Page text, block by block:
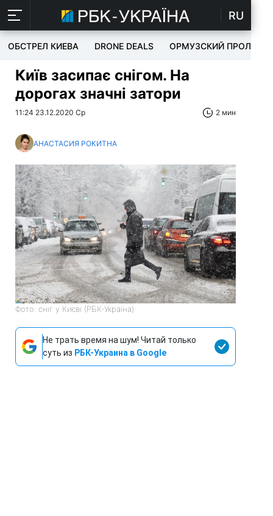
RU
ОБСТРЕЛ КИЕВА DRONE DEALS ОРМУЗСКИЙ ПРОЛИВ
Київ засипає снігом. На
дорогах значні затори
11:24 23.12.2020 Ср 2 мин
АНАСТАСИЯ РОКИТНА
Фото: сніг у Києві (РБК-Україна)
Не трать время на шум! Читай только
суть из РБК-Украина в Google